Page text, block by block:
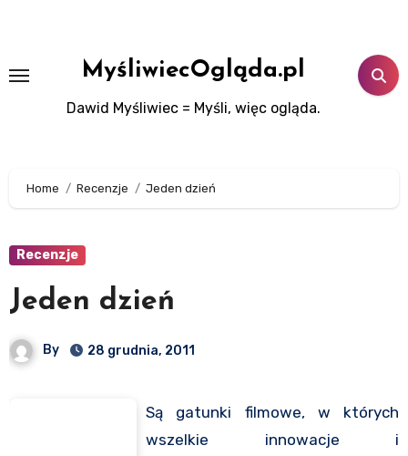
MyśliwiecOgląda.pl
Dawid Myśliwiec = Myśli, więc ogląda.
Home Recenzje Jeden dzień
Recenzje
Jeden dzień
By 28 grudnia, 2011
Są gatunki filmowe, w których
wszelkie innowacje i